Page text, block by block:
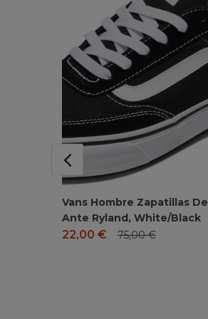
Vans Hombre Zapatillas De
Ante Ryland, White/Black
22,00 € 75,00€